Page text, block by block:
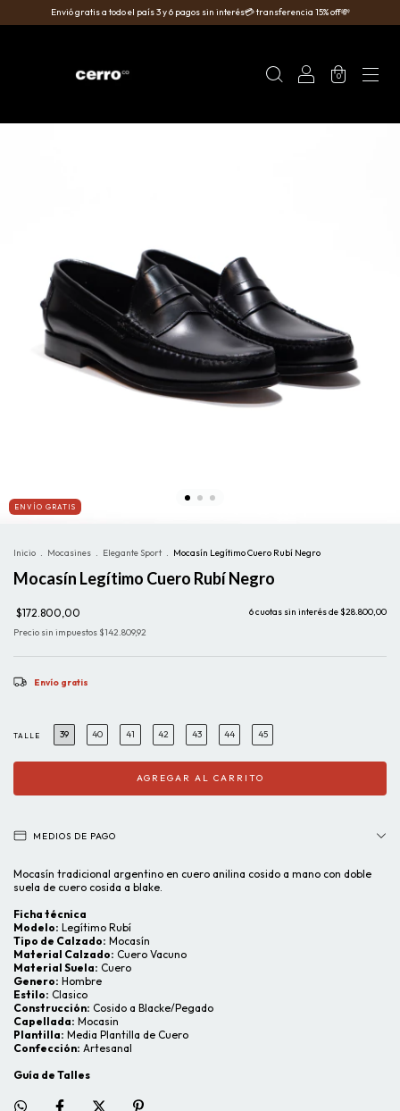
Envió gratis a todo el país 3 y 6 pagos sin interés💳 transferencia 15% off💸
0
ENVÍO GRATIS
Inicio . Mocasines . Elegante Sport . Mocasín Legítimo Cuero Rubí Negro
Mocasín Legítimo Cuero Rubí Negro
$172.800,00 6cuotas sin interés de$28.800,00
Precio sin impuestos $142.809,92
Envío gratis
TALLE 39 40 41 42 43 44 45
MEDIOS DE PAGO
Mocasín tradicional argentino en cuero anilina cosido a mano con doble
suela de cuero cosida a blake.
Ficha técnica
Modelo: Legítimo Rubí
Tipo de Calzado: Mocasín
Material Calzado: Cuero Vacuno
Material Suela: Cuero
Genero: Hombre
Estilo: Clasico
Construcción: Cosido a Blacke/Pegado
Capellada: Mocasin
Plantilla: Media Plantilla de Cuero
Confección: Artesanal
Guía de Talles